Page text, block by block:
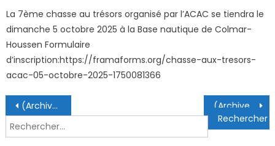
La 7ème chasse au trésors organisé par l’ACAC se tiendra le
dimanche 5 octobre 2025 à la Base nautique de Colmar-
Houssen Formulaire
d’inscription:https://framaforms.org/chasse-aux-tresors-
acac-05-octobre-2025-1750081366
Navigation de l’article
(Archive) Kit Hockey et jeux piscine subventionnés pour les Clubs 68
Rechercher :